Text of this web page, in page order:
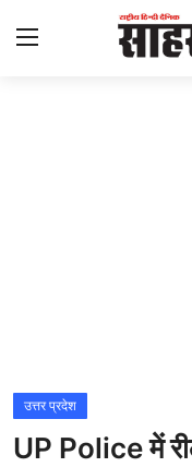
राज्य
अंतराष्ट्रीय
उत्तर प्रदेश
UP Police में